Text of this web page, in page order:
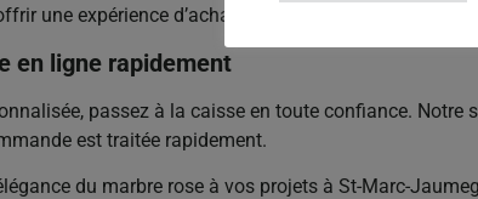
une expérience d’achat en ligne sans tracas.
en ligne rapidement
passez à la caisse en toute confiance.
est traitée rapidement.
du marbre rose à vos projets à St-Marc-